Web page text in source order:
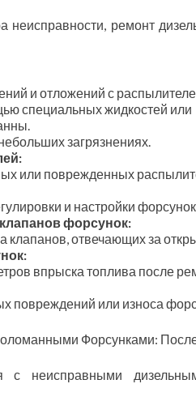
неисправности, ремонт
и отложений с
специальных жидкостей или
загрязнениях.
или поврежденных
и настройки
форсунок:
клапанов, отвечающих за
впрыска топлива после
повреждений или износа
Форсунками:
с неисправными